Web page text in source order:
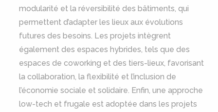
modularité et la réversibilité des bâtiments, qui
permettent d’adapter les lieux aux évolutions
futures des besoins. Les projets intègrent
également des espaces hybrides, tels que des
espaces de coworking et des tiers-lieux, favorisant
la collaboration, la flexibilité et l’inclusion de
l’économie sociale et solidaire. Enfin, une approche
low-tech et frugale est adoptée dans les projets